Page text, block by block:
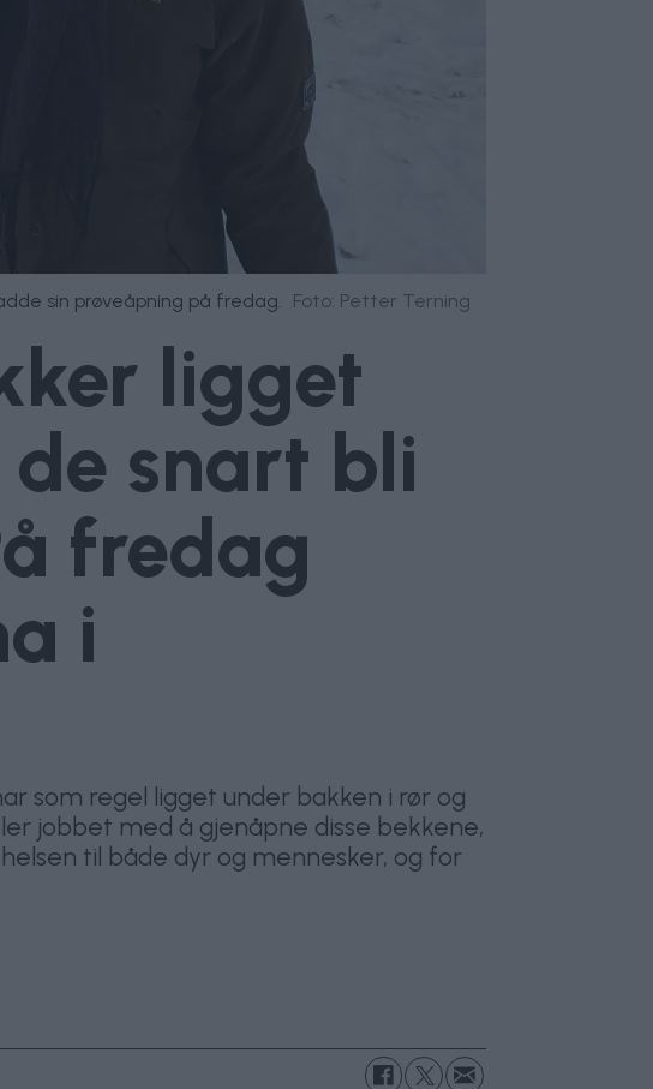
sin prøveåpning på fredag. Foto: Petter Terning
ligget
snart bli
fredag
i
som regel ligget under bakken i rør og
jobbet med å gjenåpne disse bekkene,
til både dyr og mennesker, og for